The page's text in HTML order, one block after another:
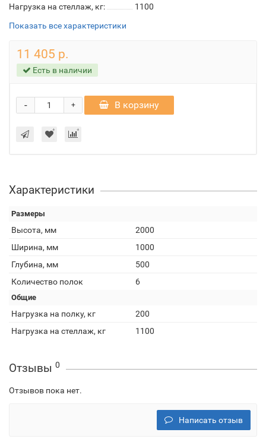
Нагрузка на стеллаж, кг:
1100
Показать все характеристики
11 405 р.
Есть в наличии
+
- В корзину
Характеристики
Размеры
Высота, мм
2000
Ширина, мм
1000
Глубина, мм
500
Количество полок
6
Общие
Нагрузка на полку, кг
200
Нагрузка на стеллаж, кг
1100
Отзывы 0
Отзывов пока нет.
Написать отзыв